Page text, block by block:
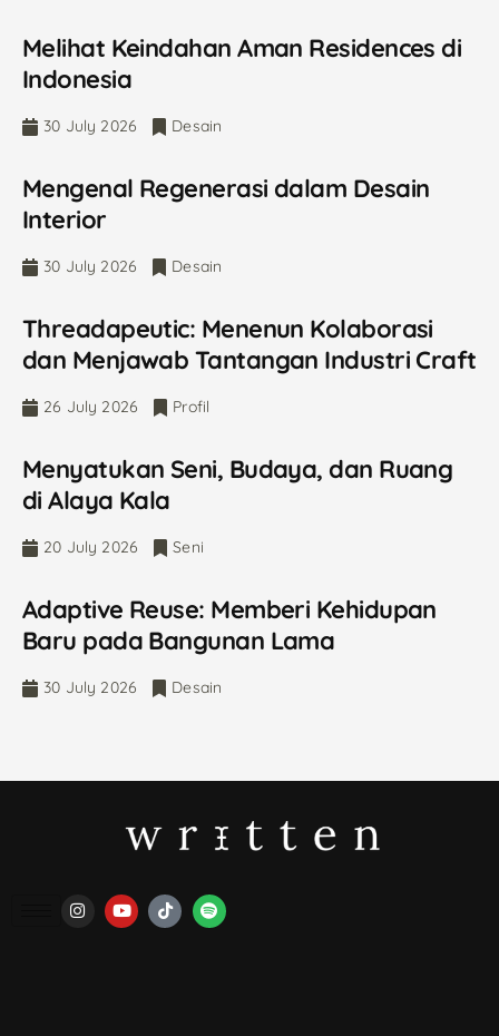
Melihat Keindahan Aman Residences di
Indonesia
30 July 2026 Desain
Mengenal Regenerasi dalam Desain
Interior
30 July 2026 Desain
Threadapeutic: Menenun Kolaborasi
dan Menjawab Tantangan Industri Craft
26 July 2026 Profil
Menyatukan Seni, Budaya, dan Ruang
di Alaya Kala
20 July 2026 Seni
Adaptive Reuse: Memberi Kehidupan
Baru pada Bangunan Lama
30 July 2026 Desain